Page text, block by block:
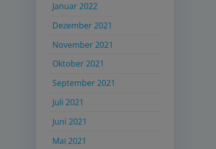
Januar 2022
Dezember 2021
November 2021
Oktober 2021
September 2021
Juli 2021
Juni 2021
Mai 2021